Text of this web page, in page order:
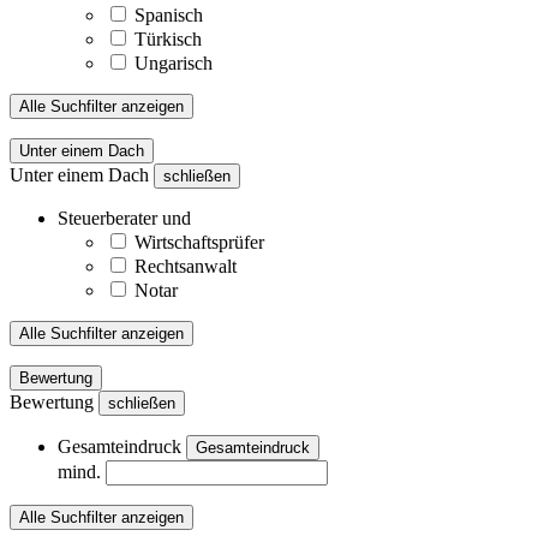
Spanisch
Türkisch
Ungarisch
Alle Suchfilter anzeigen
Unter einem Dach
Unter einem Dach schließen
Steuerberater und
Wirtschaftsprüfer
Rechtsanwalt
Notar
Alle Suchfilter anzeigen
Bewertung
Bewertung schließen
Gesamteindruck Gesamteindruck
mind.
Alle Suchfilter anzeigen